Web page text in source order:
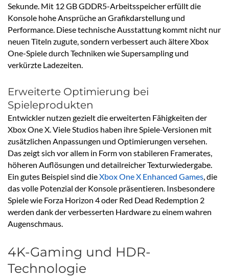
Sekunde. Mit 12 GB GDDR5-Arbeitsspeicher erfüllt die
Konsole hohe Ansprüche an Grafikdarstellung und
Performance. Diese technische Ausstattung kommt nicht nur
neuen Titeln zugute, sondern verbessert auch ältere Xbox
One-Spiele durch Techniken wie Supersampling und
verkürzte Ladezeiten.
Erweiterte Optimierung bei
Spieleprodukten
Entwickler nutzen gezielt die erweiterten Fähigkeiten der
Xbox One X. Viele Studios haben ihre Spiele-Versionen mit
zusätzlichen Anpassungen und Optimierungen versehen.
Das zeigt sich vor allem in Form von stabileren Framerates,
höheren Auflösungen und detailreicher Texturwiedergabe.
Ein gutes Beispiel sind dieXbox One X Enhanced Games, die
das volle Potenzial der Konsole präsentieren. Insbesondere
Spiele wie Forza Horizon 4 oder Red Dead Redemption 2
werden dank der verbesserten Hardware zu einem wahren
Augenschmaus.
4K-Gaming und HDR-
Technologie